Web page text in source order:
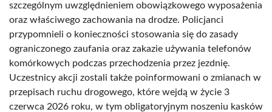
szczególnym uwzględnieniem obowiązkowego wyposażenia
oraz właściwego zachowania na drodze. Policjanci
przypomnieli o konieczności stosowania się do zasady
ograniczonego zaufania oraz zakazie używania telefonów
komórkowych podczas przechodzenia przez jezdnię.
Uczestnicy akcji zostali także poinformowani o zmianach w
przepisach ruchu drogowego, które wejdą w życie 3
czerwca 2026 roku, w tym obligatoryjnym noszeniu kasków